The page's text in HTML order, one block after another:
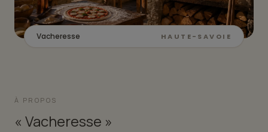
Vacheresse HAUTE-SAVOIE
À PROPOS
« Vacheresse »